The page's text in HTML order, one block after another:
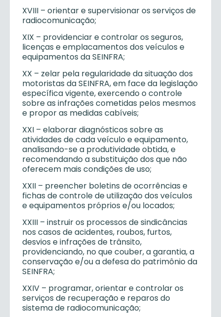
XVIII – orientar e supervisionar os serviços de
radiocomunicação;
XIX – providenciar e controlar os seguros,
licenças e emplacamentos dos veículos e
equipamentos da SEINFRA;
XX – zelar pela regularidade da situação dos
motoristas da SEINFRA, em face da legislação
específica vigente, exercendo o controle
sobre as infrações cometidas pelos mesmos
e propor as medidas cabíveis;
XXI – elaborar diagnósticos sobre as
atividades de cada veículo e equipamento,
analisando-se a produtividade obtida, e
recomendando a substituição dos que não
oferecem mais condições de uso;
XXII – preencher boletins de ocorrências e
fichas de controle de utilização dos veículos
e equipamentos próprios e/ou locados;
XXIII – instruir os processos de sindicâncias
nos casos de acidentes, roubos, furtos,
desvios e infrações de trânsito,
providenciando, no que couber, a garantia, a
conservação e/ou a defesa do patrimônio da
SEINFRA;
XXIV – programar, orientar e controlar os
serviços de recuperação e reparos do
sistema de radiocomunicação;